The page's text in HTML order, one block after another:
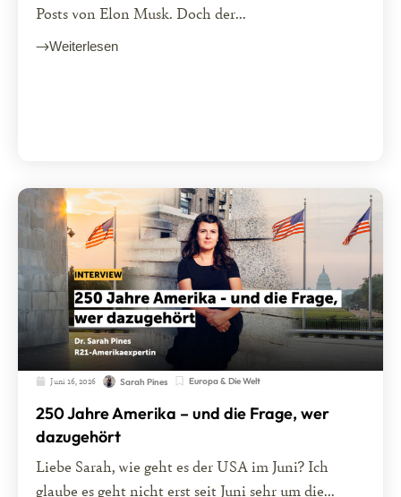
Posts von Elon Musk. Doch der...
Weiterlesen
Juni 16, 2026 Sarah Pines Europa & Die Welt
250 Jahre Amerika – und die Frage, wer
dazugehört
Liebe Sarah, wie geht es der USA im Juni? Ich
glaube es geht nicht erst seit Juni sehr um die...